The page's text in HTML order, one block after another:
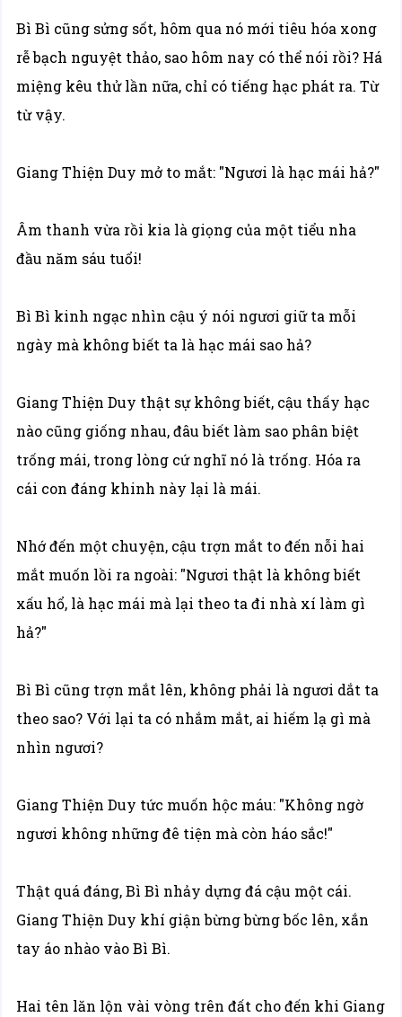
Bì Bì cũng sửng sốt, hôm qua nó mới tiêu hóa xong
rễ bạch nguyệt thảo, sao hôm nay có thể nói rồi? Há
miệng kêu thử lần nữa, chỉ có tiếng hạc phát ra. Từ
từ vậy.
Giang Thiện Duy mở to mắt: "Ngươi là hạc mái hả?"
Âm thanh vừa rồi kia là giọng của một tiểu nha
đầu năm sáu tuổi!
Bì Bì kinh ngạc nhìn cậu ý nói ngươi giữ ta mỗi
ngày mà không biết ta là hạc mái sao hả?
Giang Thiện Duy thật sự không biết, cậu thấy hạc
nào cũng giống nhau, đâu biết làm sao phân biệt
trống mái, trong lòng cứ nghĩ nó là trống. Hóa ra
cái con đáng khinh này lại là mái.
Nhớ đến một chuyện, cậu trợn mắt to đến nỗi hai
mắt muốn lồi ra ngoài: "Ngươi thật là không biết
xấu hổ, là hạc mái mà lại theo ta đi nhà xí làm gì
hả?"
Bì Bì cũng trợn mắt lên, không phải là ngươi dắt ta
theo sao? Với lại ta có nhắm mắt, ai hiếm lạ gì mà
nhìn ngươi?
Giang Thiện Duy tức muốn hộc máu: "Không ngờ
ngươi không những đê tiện mà còn háo sắc!"
Thật quá đáng, Bì Bì nhảy dựng đá cậu một cái.
Giang Thiện Duy khí giận bừng bừng bốc lên, xắn
tay áo nhào vào Bì Bì.
Hai tên lăn lộn vài vòng trên đất cho đến khi Giang